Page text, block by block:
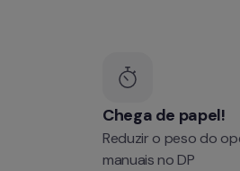
Chega de papel!
Reduzir o peso do
manuais no DP